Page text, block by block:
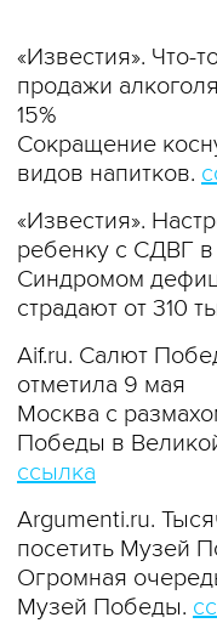
«Известия». Что-
продажи
15%
Сокращение
видов напитков.
«Известия».
ребенку с СДВГ
Синдромом
страдают от 310
Aif.ru. Салют
отметила 9 мая
Москва с
Победы в
ссылка
Argumenti.ru.
посетить Музей
Огромная
Музей Победы.